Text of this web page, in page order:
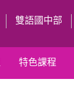
雙語國中部
特色課程